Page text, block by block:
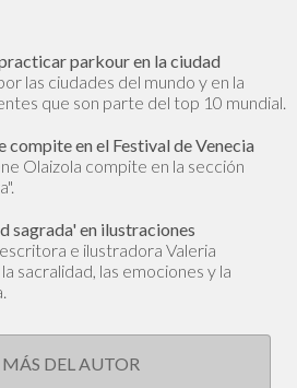
parkour en la ciudad
las ciudades del mundo y en la
que son parte del top 10 mundial.
compite en el Festival de Venecia
Olaizola compite en la sección
sagrada' en ilustraciones
e ilustradora Valeria
sacralidad, las emociones y la
MÁS DEL AUTOR